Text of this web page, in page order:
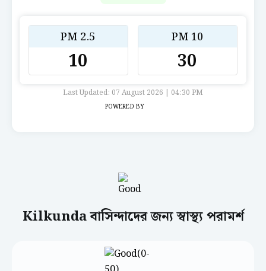
PM 2.5
10
PM 10
30
Last Updated: 07 August 2026 | 04:30 PM
POWERED BY
Kilkunda বাসিন্দাদের জন্য স্বাস্থ্য পরামর্শ